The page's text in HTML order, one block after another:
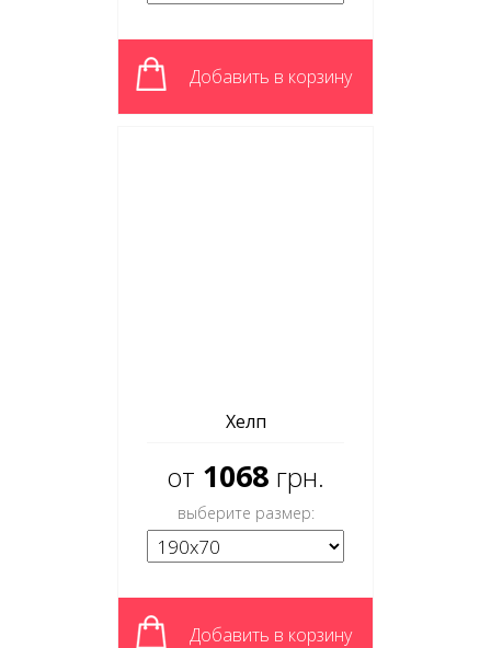
Добавить в корзину
Хелп
от 1068 грн.
выберите размер:
Добавить в корзину